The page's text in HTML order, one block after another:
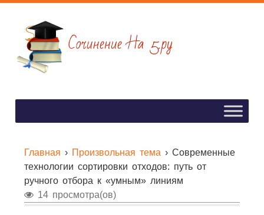
Главная › Произвольная тема › Современные
технологии сортировки отходов: путь от
ручного отбора к «умным» линиям
14 просмотра(ов)